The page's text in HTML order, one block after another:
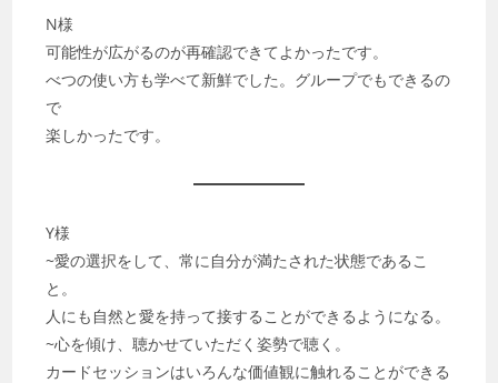
N様
可能性が広がるのが再確認できてよかったです。
べつの使い方も学べて新鮮でした。グループでもできるの
で
楽しかったです。
Y様
~愛の選択をして、常に自分が満たされた状態であるこ
と。
人にも自然と愛を持って接することができるようになる。
~心を傾け、聴かせていただく姿勢で聴く。
カードセッションはいろんな価値観に触れることができる